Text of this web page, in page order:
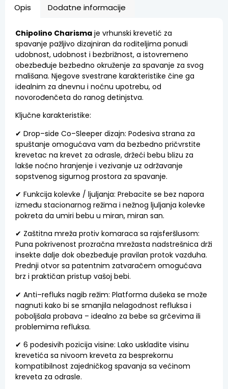
Opis Dodatne informacije
Chipolino Charisma je vrhunski krevetić za
spavanje pažljivo dizajniran da roditeljima ponudi
udobnost, udobnost i bezbrižnost, a istovremeno
obezbeđuje bezbedno okruženje za spavanje za svog
mališana. Njegove svestrane karakteristike čine ga
idealnim za dnevnu i noćnu upotrebu, od
novorođenčeta do ranog detinjstva.
Ključne karakteristike:
✔ Drop–side Co–Sleeper dizajn: Podesiva strana za
spuštanje omogućava vam da bezbedno pričvrstite
krevetac na krevet za odrasle, držeći bebu blizu za
lakše noćno hranjenje i vezivanje uz održavanje
sopstvenog sigurnog prostora za spavanje.
✔ Funkcija kolevke / ljuljanja: Prebacite se bez napora
između stacionarnog režima i nežnog ljuljanja kolevke
pokreta da umiri bebu u miran, miran san.
✔ Zaštitna mreža protiv komaraca sa rajsferšlusom:
Puna pokrivenost prozračna mrežasta nadstrešnica drži
insekte dalje dok obezbeđuje pravilan protok vazduha.
Prednji otvor sa patentnim zatvaračem omogućava
brz i praktičan pristup vašoj bebi.
✔ Anti–refluks nagib režim: Platforma dušeka se može
nagnuti kako bi se smanjila nelagodnost refluksa i
poboljšala probava – idealno za bebe sa grčevima ili
problemima refluksa.
✔ 6 podesivih pozicija visine: Lako uskladite visinu
krevetića sa nivoom kreveta za besprekornu
kompatibilnost zajedničkog spavanja sa većinom
kreveta za odrasle.